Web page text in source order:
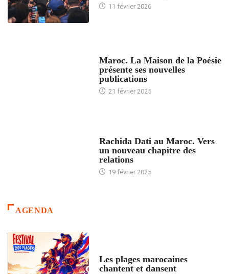
11 février 2026
Maroc. La Maison de la Poésie
présente ses nouvelles
publications
21 février 2025
Rachida Dati au Maroc. Vers
un nouveau chapitre des
relations
19 février 2025
AGENDA
Les plages marocaines
chantent et dansent